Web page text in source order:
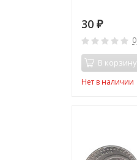
30 ₽
0
В корзину
Нет в наличии